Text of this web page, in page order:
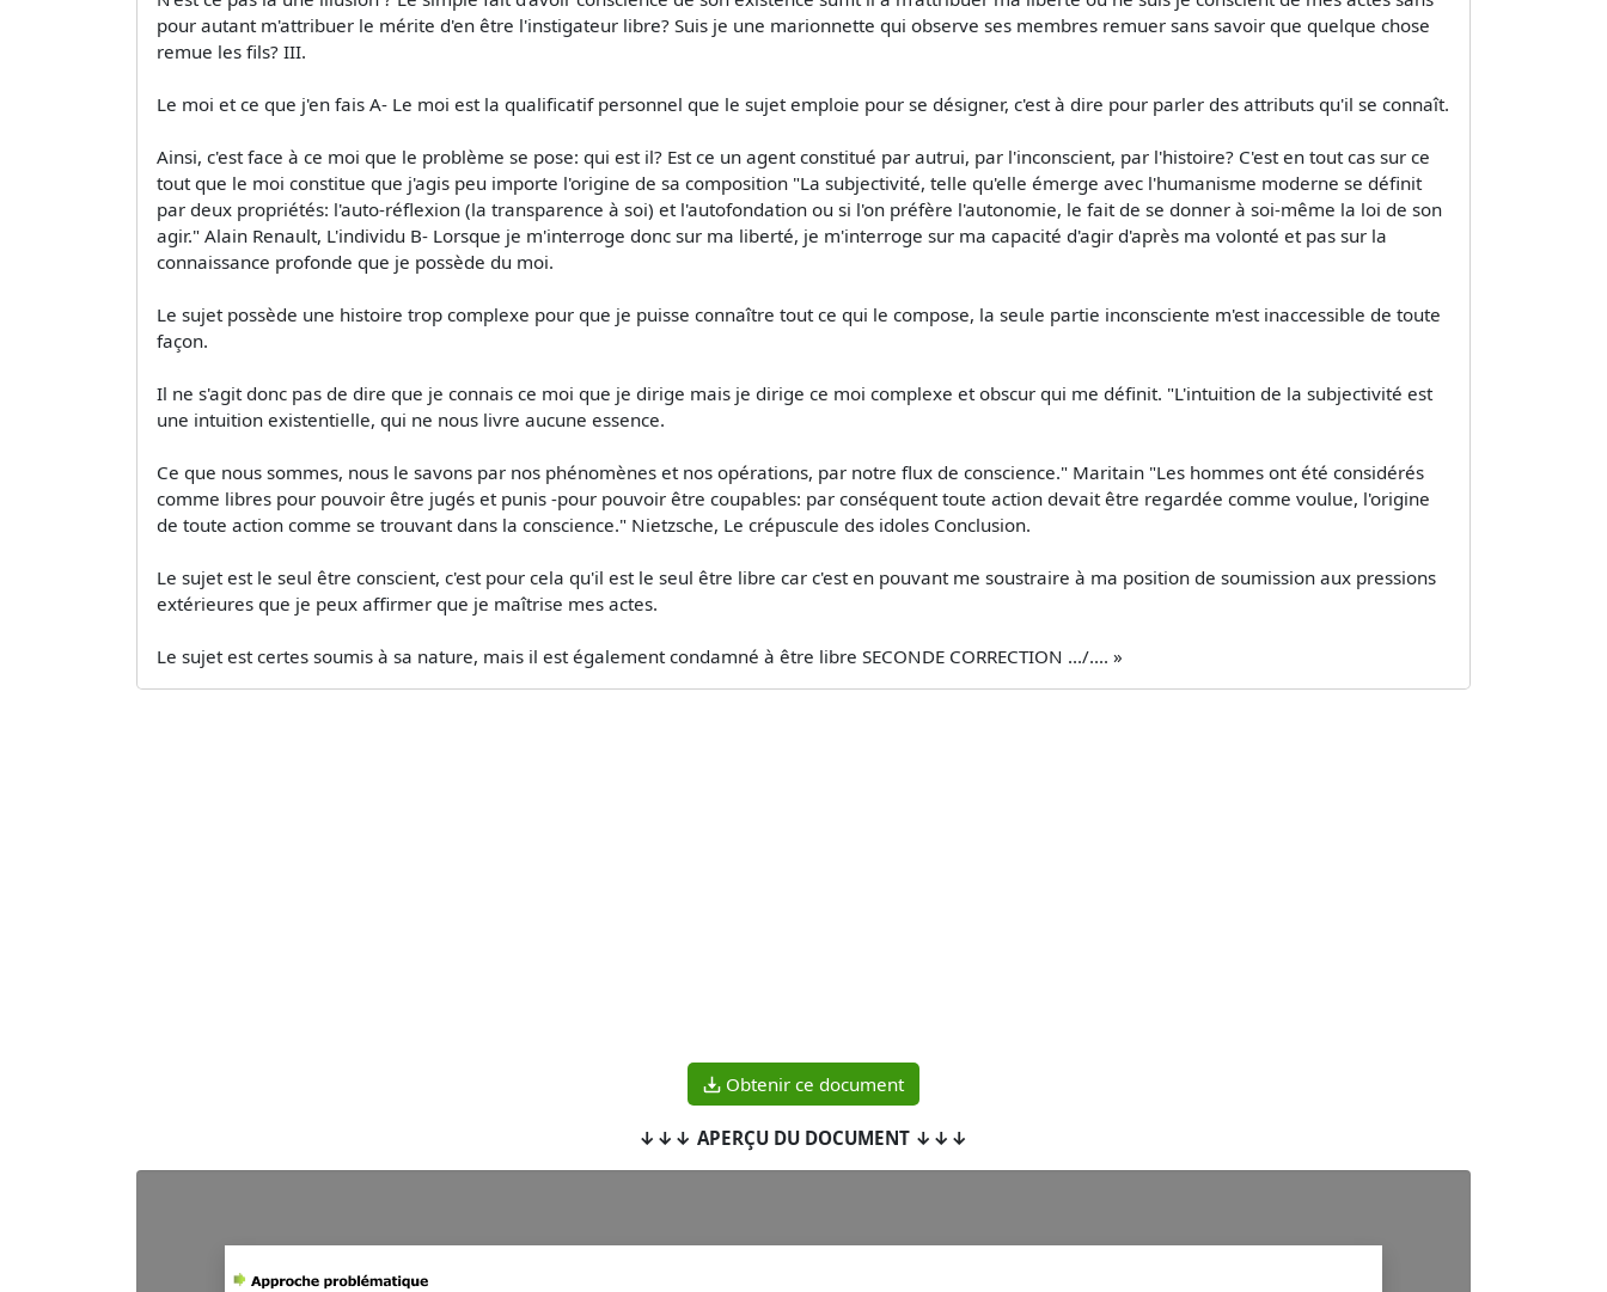
pour autant m'attribuer le mérite d'en être l'instigateur libre? Suis je une marionnette qui observe ses membres remuer sans savoir que quelque chose
remue les fils? III.
Le moi et ce que j'en fais A- Le moi est la qualificatif personnel que le sujet emploie pour se désigner, c'est à dire pour parler des attributs qu'il se connaît.
Ainsi, c'est face à ce moi que le problème se pose: qui est il? Est ce un agent constitué par autrui, par l'inconscient, par l'histoire? C'est en tout cas sur ce
tout que le moi constitue que j'agis peu importe l'origine de sa composition "La subjectivité, telle qu'elle émerge avec l'humanisme moderne se définit
par deux propriétés: l'auto-réflexion (la transparence à soi) et l'autofondation ou si l'on préfère l'autonomie, le fait de se donner à soi-même la loi de son
agir." Alain Renault, L'individu B- Lorsque je m'interroge donc sur ma liberté, je m'interroge sur ma capacité d'agir d'après ma volonté et pas sur la
connaissance profonde que je possède du moi.
Le sujet possède une histoire trop complexe pour que je puisse connaître tout ce qui le compose, la seule partie inconsciente m'est inaccessible de toute
façon.
Il ne s'agit donc pas de dire que je connais ce moi que je dirige mais je dirige ce moi complexe et obscur qui me définit. "L'intuition de la subjectivité est
une intuition existentielle, qui ne nous livre aucune essence.
Ce que nous sommes, nous le savons par nos phénomènes et nos opérations, par notre flux de conscience." Maritain "Les hommes ont été considérés
comme libres pour pouvoir être jugés et punis -pour pouvoir être coupables: par conséquent toute action devait être regardée comme voulue, l'origine
de toute action comme se trouvant dans la conscience." Nietzsche, Le crépuscule des idoles Conclusion.
Le sujet est le seul être conscient, c'est pour cela qu'il est le seul être libre car c'est en pouvant me soustraire à ma position de soumission aux pressions
extérieures que je peux affirmer que je maîtrise mes actes.
Le sujet est certes soumis à sa nature, mais il est également condamné à être libre SECONDE CORRECTION .../.... »
Obtenir ce document
↓↓↓ APERÇU DU DOCUMENT ↓↓↓